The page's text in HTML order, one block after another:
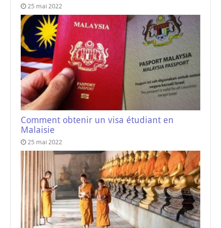
25 mai 2022
Comment obtenir un visa étudiant en
Malaisie
25 mai 2022